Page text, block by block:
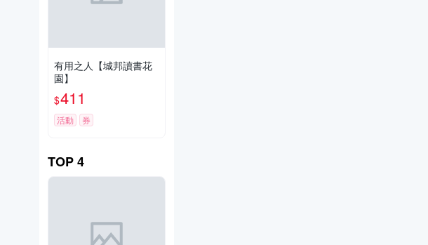
有用之人【城邦讀書花
園】
$411
活動 券
TOP4